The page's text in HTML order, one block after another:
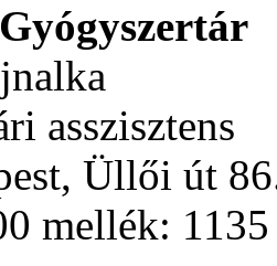
asszisztens
Üllői út
mellék: 1135